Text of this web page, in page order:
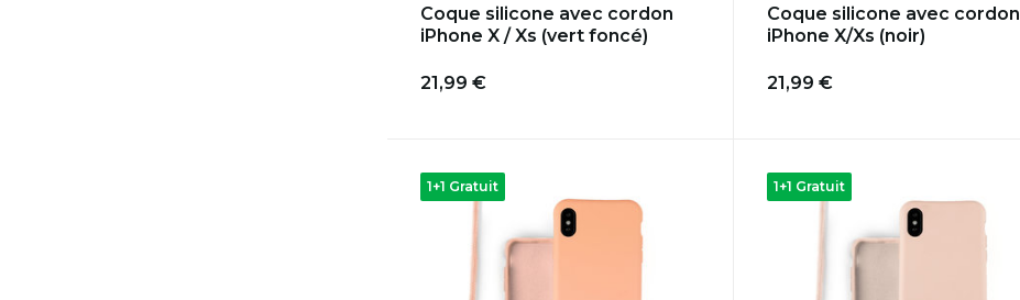
Coque silicone avec cordon
iPhone X / Xs (vert foncé)
21,99 €
Coque silicone avec cordon
iPhone X/Xs (noir)
21,99 €
1+1 Gratuit 1+1 Gratuit